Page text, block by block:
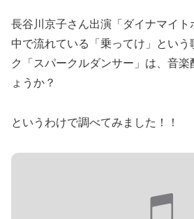
長谷川京子さん出演「ダイナマイ
中で流れている「乗ってけ」という
ク「スパークルダンサー」は、音楽
ょうか？
というわけで調べてみました！！